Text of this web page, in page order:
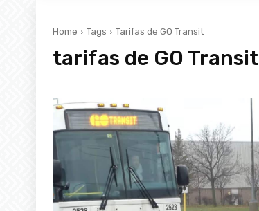
Home Tags Tarifas de GO Transit
tarifas de GO Transit